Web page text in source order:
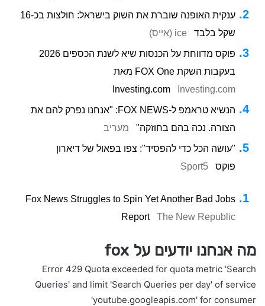
ענקית האופנה שוברת את השוק בישראל: חולצות בכ-16
שקל בלבד
ice (אייס)
פוקס מדווחת על הכנסות שיא לשנת הכספים 2026
בעקבות השקת FOX One מאת
Investing.com
Investing.com
הנשיא טראמפ ל-FOX NEWS: "אנחנו נפרק להם את
הצורה. נכה בהם בחוזקה"
מעריב
"עושה הכל כדי להפסיד": צפו בפאול של דיארון
פוקס
Sport5
Fox News Struggles to Spin Yet Another Bad Jobs
Report
The New Republic
מה אנחנו יודעים על fox
Error 429 Quota exceeded for quota metric 'Search
Queries' and limit 'Search Queries per day' of service
'youtube.googleapis.com' for consumer